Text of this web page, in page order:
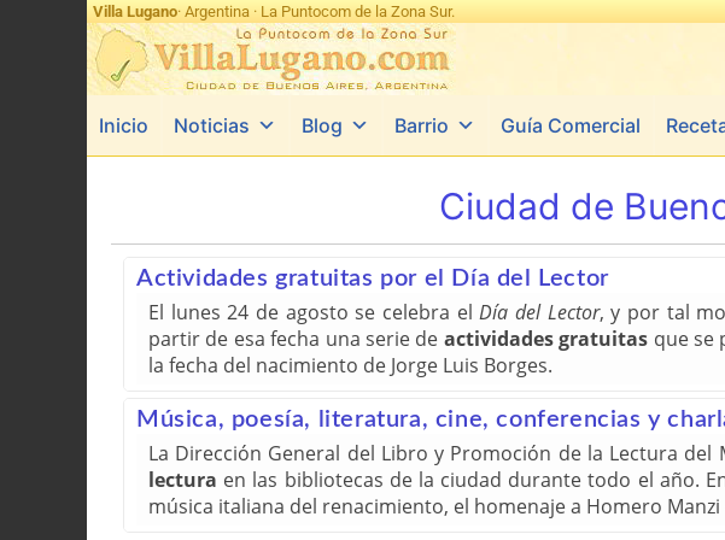
Villa Lugano· Argentina · La Puntocom de la Zona Sur.
Inicio Noticias Blog Barrio Guía Comercial
Ciudad de
Actividades gratuitas por el Día del Lector
El lunes 24 de agosto se celebra elDía del Lector, y por tal
partir de esa fecha una serie de actividades gratuitas que se
la fecha del nacimiento de Jorge Luis Borges.
Música, poesía, literatura, cine, conferencias y
La Dirección General del Libro y Promoción de la Lectura
lectura en las bibliotecas de la ciudad durante todo el año.
música italiana del renacimiento, el homenaje a Homero